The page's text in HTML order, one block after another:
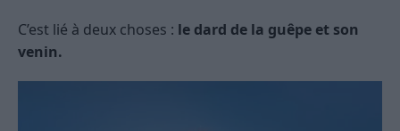
C’est lié à deux choses : le dard de la guêpe et son
venin.